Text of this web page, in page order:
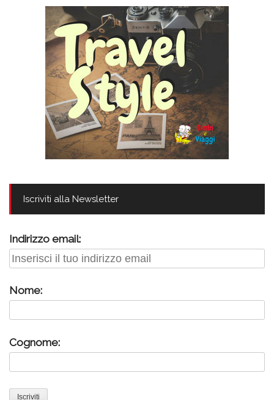
Iscriviti alla Newsletter
Indirizzo email:
Nome:
Cognome: